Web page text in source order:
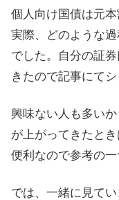
個人向け国債は元本
実際、どのような
でした。自分の証
きたので記事にてシ
興味ない人も多い
が上がってきたと
便利なので参考の一
では、一緒に見てい